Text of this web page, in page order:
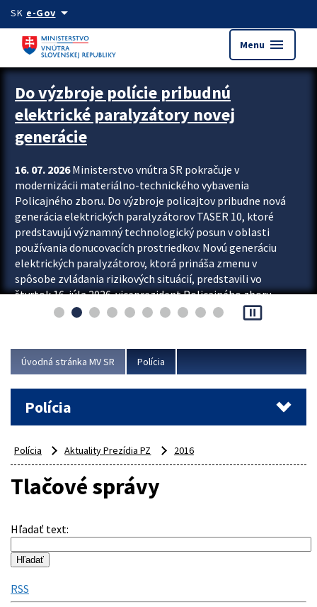
Preskocit na hlavný obsah
SK e-Govarrow_drop_down
Menu menu
Zastavit automatický posun upútavok
Do výzbroje polície pribudnú
elektrické paralyzátory novej
generácie
16. 07. 2026Ministerstvo vnútra SR pokračuje v
modernizácii materiálno-technického vybavenia
Policajného zboru. Do výzbroje policajtov pribudne nová
generácia elektrických paralyzátorov TASER 10, ktoré
predstavujú významný technologický posun v oblasti
používania donucovacích prostriedkov. Novú generáciu
elektrických paralyzátorov, ktorá prináša zmenu v
spôsobe zvládania rizikových situácií, predstavili vo
štvrtok 16. júla 2026 viceprezident Policajného zboru
Rastislav Polakovič a riaditeľ odboru výcviku...
pause_presentation
Úvodná stránka MV SR Polícia
Polícia
Polícia Aktuality Prezídia PZ 2016
Tlačové správy
Hľadať text:
RSS